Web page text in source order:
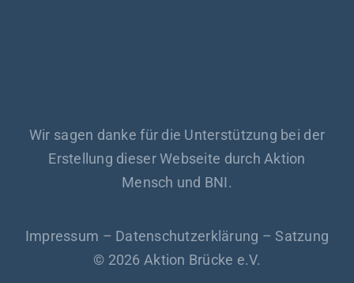
Wir sagen danke für die Unterstützung bei der
Erstellung dieser Webseite durch Aktion
Mensch und BNI.
Impressum – Datenschutzerklärung – Satzung
© 2026 Aktion Brücke e.V.